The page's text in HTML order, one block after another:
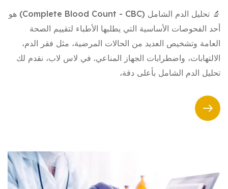
🔬 تحليل الدم الشامل (Complete Blood Count - CBC) هو
أحد الفحوصات الأساسية التي يطلبها الأطباء لتقييم الصحة
العامة وتشخيص العديد من الحالات المرضية، مثل فقر الدم،
الالتهابات، واضطرابات الجهاز المناعي. في لاس لاب، نقدم لك
تحليل الدم الشامل بأعلى دقة،